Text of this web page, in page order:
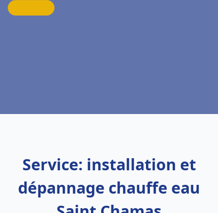
Service: installation et
dépannage chauffe eau